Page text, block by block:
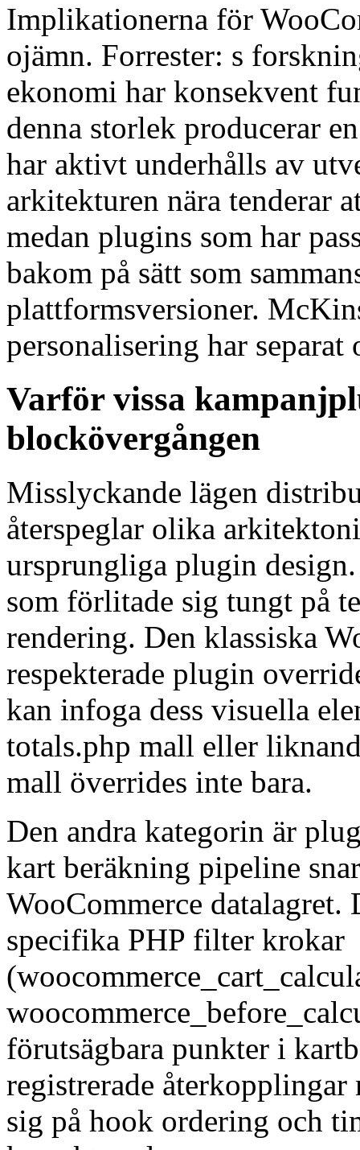
Implikationerna för
ojämn. Forrester: s
ekonomi har konsekvent
denna storlek producerar
har aktivt underhålls av
arkitekturen nära tenderar
medan plugins som har
bakom på sätt som
plattformsversioner.
personalisering har
Varför vissa
blockövergången
Misslyckande lägen
återspeglar olika
ursprungliga plugin
som förlitade sig tungt på
rendering. Den klassiska
respekterade plugin
kan infoga dess visuella
totals.php mall eller
mall överrides inte bara.
Den andra kategorin är
kart beräkning pipeline
WooCommerce datalagret.
specifika PHP filter krokar
förutsägbara punkter i
registrerade
sig på hook ordering och